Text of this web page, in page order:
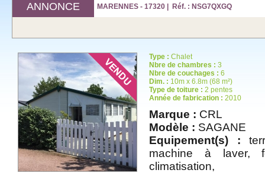
ANNONCE MARENNES - 17320 | Réf. : NSG7QXGQ
Type : Chalet
Nbre de chambres : 3
Nbre de couchages : 6
Dim. : 10m x 6.8m (68 m²)
Type de toiture : 2 pentes
Année de fabrication : 2010
Marque : CRL
Modèle : SAGANE
Equipement(s) :
machine à laver,
climatisation,